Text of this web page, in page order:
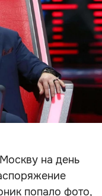
на день
попало фото,